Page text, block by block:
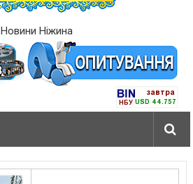
Новини Ніжина